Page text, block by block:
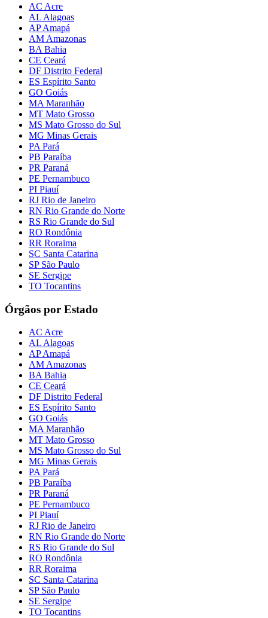
AC Acre
AL Alagoas
AP Amapá
AM Amazonas
BA Bahia
CE Ceará
DF Distrito Federal
ES Espírito Santo
GO Goiás
MA Maranhão
MT Mato Grosso
MS Mato Grosso do Sul
MG Minas Gerais
PA Pará
PB Paraíba
PR Paraná
PE Pernambuco
PI Piauí
RJ Rio de Janeiro
RN Rio Grande do Norte
RS Rio Grande do Sul
RO Rondônia
RR Roraima
SC Santa Catarina
SP São Paulo
SE Sergipe
TO Tocantins
Órgãos por Estado
AC Acre
AL Alagoas
AP Amapá
AM Amazonas
BA Bahia
CE Ceará
DF Distrito Federal
ES Espírito Santo
GO Goiás
MA Maranhão
MT Mato Grosso
MS Mato Grosso do Sul
MG Minas Gerais
PA Pará
PB Paraíba
PR Paraná
PE Pernambuco
PI Piauí
RJ Rio de Janeiro
RN Rio Grande do Norte
RS Rio Grande do Sul
RO Rondônia
RR Roraima
SC Santa Catarina
SP São Paulo
SE Sergipe
TO Tocantins